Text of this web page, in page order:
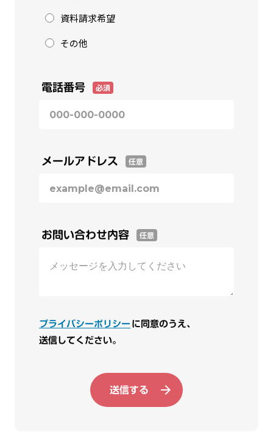
資料請求希望
その他
電話番号 必須
メールアドレス 任意
お問い合わせ内容 任意
プライバシーポリシーに同意のうえ、
送信してください。
送信する arrow_forward